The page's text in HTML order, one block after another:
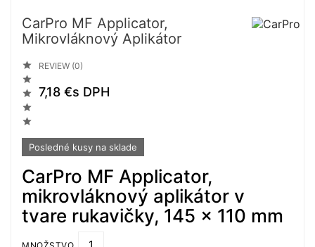
CarPro MF Applicator,
Mikrovláknový Aplikátor





REVIEW (0)
7,18 €s DPH
Posledné kusy na sklade
CarPro MF Applicator,
mikrovláknový aplikátor v
tvare rukavičky, 145 x 110 mm